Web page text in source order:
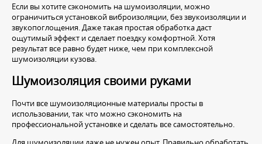
Если вы хотите сэкономить на шумоизоляции, можно
ограничиться установкой виброизоляции, без звукоизоляции и
звукопоглощения. Даже такая простая обработка даст
ощутимый эффект и сделает поездку комфортной. Хотя
результат все равно будет ниже, чем при комплексной
шумоизоляции кузова.
Шумоизоляция своими руками
Почти все шумоизоляционные материалы просты в
использовании, так что можно сэкономить на
профессиональной установке и сделать все самостоятельно.